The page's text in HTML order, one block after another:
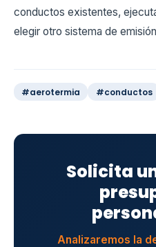
conductos existentes,
elegir otro sistema de
#aerotermia #conductos
Solicita
Analizaremos la